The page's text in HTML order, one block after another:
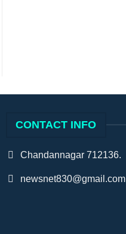
CONTACT INFO
Chandannagar 712136.
newsnet830@gmail.com